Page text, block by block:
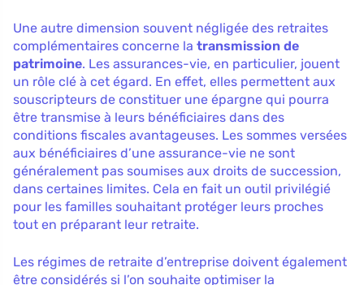
Une autre dimension souvent négligée des retraites
complémentaires concerne la transmission de
patrimoine. Les assurances-vie, en particulier, jouent
un rôle clé à cet égard. En effet, elles permettent aux
souscripteurs de constituer une épargne qui pourra
être transmise à leurs bénéficiaires dans des
conditions fiscales avantageuses. Les sommes versées
aux bénéficiaires d’une assurance-vie ne sont
généralement pas soumises aux droits de succession,
dans certaines limites. Cela en fait un outil privilégié
pour les familles souhaitant protéger leurs proches
tout en préparant leur retraite.
Les régimes de retraite d’entreprise doivent également
être considérés si l’on souhaite optimiser la